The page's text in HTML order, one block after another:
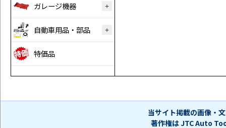
ガレージ機器
自動車用品・部品
特価品
当サイト掲載の画像・
著作権は JTC Auto